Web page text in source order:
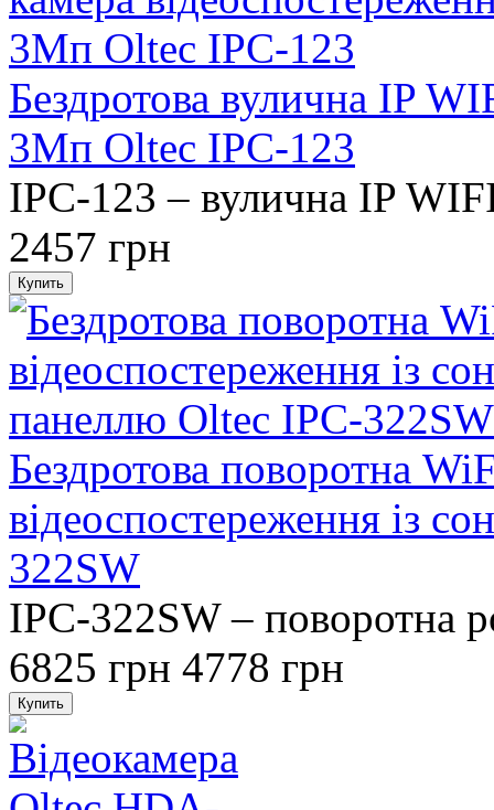
Бездротова вулична IP
3Мп Oltec IPC-123
IPC-123 – вулична IP
2457 грн
Бездротова поворотна
відеоспостереження із
322SW
IPC-322SW – поворотна
6825 грн 4778 грн